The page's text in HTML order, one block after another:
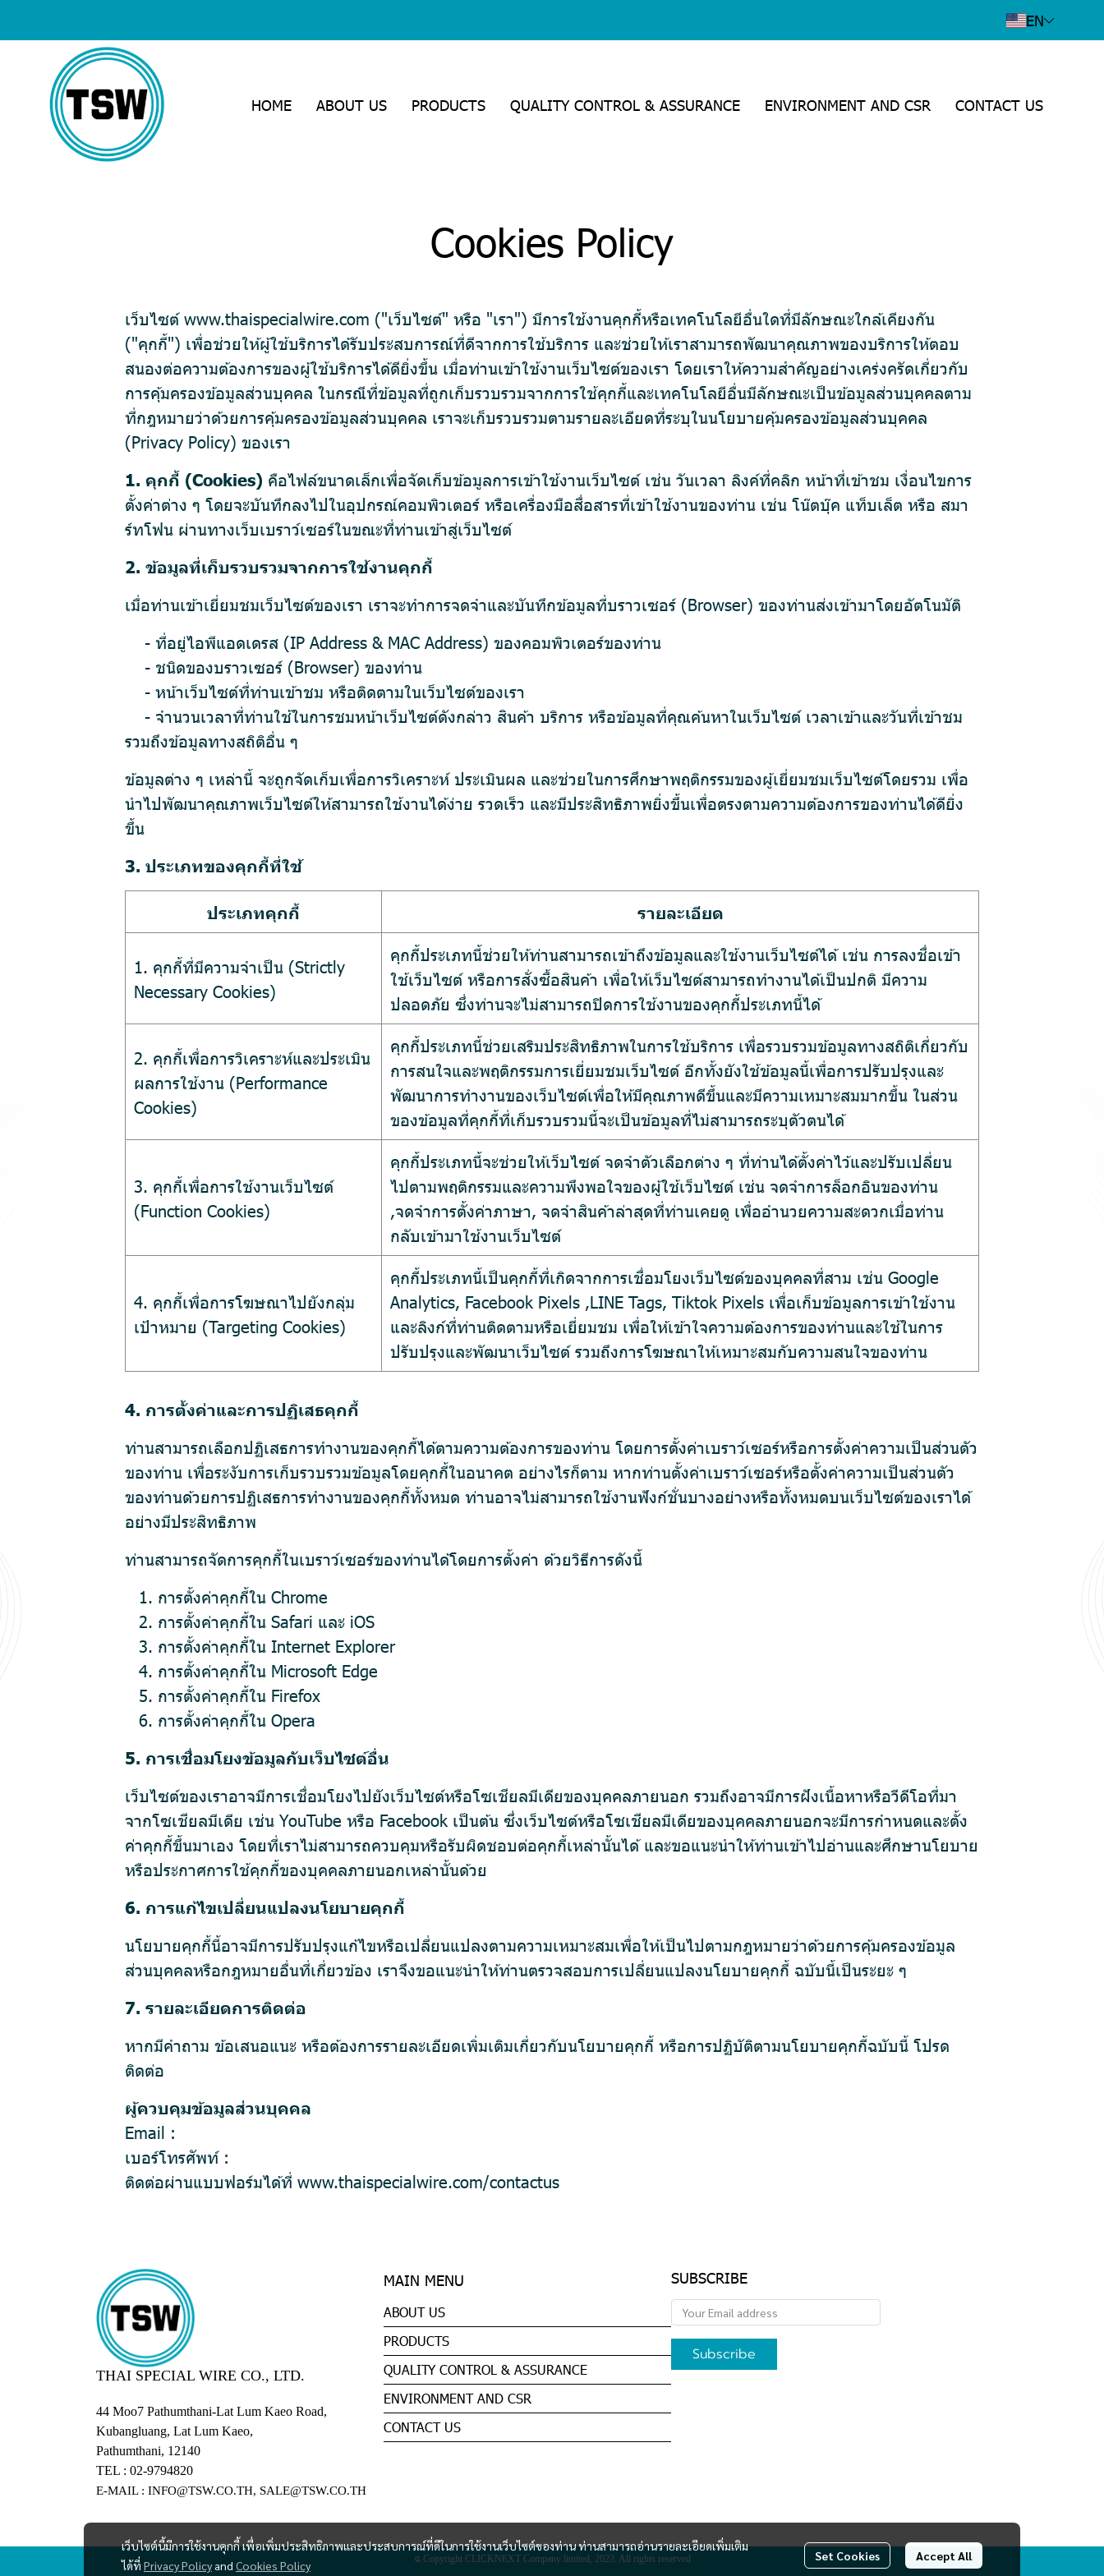
EN
HOME ABOUT US PRODUCTS QUALITY CONTROL & ASSURANCE ENVIRONMENT AND CSR CONTACT US
Cookies Policy
เว็บไซต์ www.thaispecialwire.com ("เว็บไซต์" หรือ "เรา") มีการใช้งานคุกกี้หรือเทคโนโลยีอื่นใดที่มีลักษณะใกล้เคียงกัน
("คุกกี้") เพื่อช่วยให้ผู้ใช้บริการได้รับประสบการณ์ที่ดีจากการใช้บริการ และช่วยให้เราสามารถพัฒนาคุณภาพของบริการให้ตอบ
สนองต่อความต้องการของผู้ใช้บริการได้ดียิ่งขึ้น เมื่อท่านเข้าใช้งานเว็บไซต์ของเรา โดยเราให้ความสำคัญอย่างเคร่งครัดเกี่ยวกับ
การคุ้มครองข้อมูลส่วนบุคคล ในกรณีที่ข้อมูลที่ถูกเก็บรวบรวมจากการใช้คุกกี้และเทคโนโลยีอื่นมีลักษณะเป็นข้อมูลส่วนบุคคลตาม
ที่กฎหมายว่าด้วยการคุ้มครองข้อมูลส่วนบุคคล เราจะเก็บรวบรวมตามรายละเอียดที่ระบุในนโยบายคุ้มครองข้อมูลส่วนบุคคล
(Privacy Policy) ของเรา
1. คุกกี้ (Cookies) คือไฟล์ขนาดเล็กเพื่อจัดเก็บข้อมูลการเข้าใช้งานเว็บไซต์ เช่น วันเวลา ลิงค์ที่คลิก หน้าที่เข้าชม เงื่อนไขการ
ตั้งค่าต่าง ๆ โดยจะบันทึกลงไปในอุปกรณ์คอมพิวเตอร์ หรือเครื่องมือสื่อสารที่เข้าใช้งานของท่าน เช่น โน๊ตบุ๊ค แท็บเล็ต หรือ สมา
ร์ทโฟน ผ่านทางเว็บเบราว์เซอร์ในขณะที่ท่านเข้าสู่เว็บไซต์
2. ข้อมูลที่เก็บรวบรวมจากการใช้งานคุกกี้
เมื่อท่านเข้าเยี่ยมชมเว็บไซต์ของเรา เราจะทำการจดจำและบันทึกข้อมูลที่บราวเซอร์ (Browser) ของท่านส่งเข้ามาโดยอัตโนมัติ
- ที่อยู่ไอพีแอดเดรส (IP Address & MAC Address) ของคอมพิวเตอร์ของท่าน
- ชนิดของบราวเซอร์ (Browser) ของท่าน
- หน้าเว็บไซต์ที่ท่านเข้าชม หรือติดตามในเว็บไซต์ของเรา
- จำนวนเวลาที่ท่านใช้ในการชมหน้าเว็บไซต์ดังกล่าว สินค้า บริการ หรือข้อมูลที่คุณค้นหาในเว็บไซต์ เวลาเข้าและวันที่เข้าชม
รวมถึงข้อมูลทางสถิติอื่น ๆ
ข้อมูลต่าง ๆ เหล่านี้ จะถูกจัดเก็บเพื่อการวิเคราะห์ ประเมินผล และช่วยในการศึกษาพฤติกรรมของผู้เยี่ยมชมเว็บไซต์โดยรวม เพื่อ
นำไปพัฒนาคุณภาพเว็บไซต์ให้สามารถใช้งานได้ง่าย รวดเร็ว และมีประสิทธิภาพยิ่งขึ้นเพื่อตรงตามความต้องการของท่านได้ดียิ่ง
ขึ้น
3. ประเภทของคุกกี้ที่ใช้
ประเภทคุกกี้ รายละเอียด
1. คุกกี้ที่มีความจำเป็น (Strictly
Necessary Cookies)
คุกกี้ประเภทนี้ช่วยให้ท่านสามารถเข้าถึงข้อมูลและใช้งานเว็บไซต์ได้ เช่น การลงชื่อเข้า
ใช้เว็บไซต์ หรือการสั่งซื้อสินค้า เพื่อให้เว็บไซต์สามารถทำงานได้เป็นปกติ มีความ
ปลอดภัย ซึ่งท่านจะไม่สามารถปิดการใช้งานของคุกกี้ประเภทนี้ได้
2. คุกกี้เพื่อการวิเคราะห์และประเมิน
ผลการใช้งาน (Performance
Cookies)
คุกกี้ประเภทนี้ช่วยเสริมประสิทธิภาพในการใช้บริการ เพื่อรวบรวมข้อมูลทางสถิติเกี่ยวกับ
การสนใจและพฤติกรรมการเยี่ยมชมเว็บไซต์ อีกทั้งยังใช้ข้อมูลนี้เพื่อการปรับปรุงและ
พัฒนาการทำงานของเว็บไซต์เพื่อให้มีคุณภาพดีขึ้นและมีความเหมาะสมมากขึ้น ในส่วน
ของข้อมูลที่คุกกี้ที่เก็บรวบรวมนี้จะเป็นข้อมูลที่ไม่สามารถระบุตัวตนได้
3. คุกกี้เพื่อการใช้งานเว็บไซต์
(Function Cookies)
คุกกี้ประเภทนี้จะช่วยให้เว็บไซต์ จดจำตัวเลือกต่าง ๆ ที่ท่านได้ตั้งค่าไว้และปรับเปลี่ยน
ไปตามพฤติกรรมและความพึงพอใจของผู้ใช้เว็บไซต์ เช่น จดจำการล็อกอินของท่าน
,จดจำการตั้งค่าภาษา, จดจำสินค้าล่าสุดที่ท่านเคยดู เพื่ออำนวยความสะดวกเมื่อท่าน
กลับเข้ามาใช้งานเว็บไซต์
4. คุกกี้เพื่อการโฆษณาไปยังกลุ่ม
เป้าหมาย (Targeting Cookies)
คุกกี้ประเภทนี้เป็นคุกกี้ที่เกิดจากการเชื่อมโยงเว็บไซต์ของบุคคลที่สาม เช่น Google
Analytics, Facebook Pixels ,LINE Tags, Tiktok Pixels เพื่อเก็บข้อมูลการเข้าใช้งาน
และลิงก์ที่ท่านติดตามหรือเยี่ยมชม เพื่อให้เข้าใจความต้องการของท่านและใช้ในการ
ปรับปรุงและพัฒนาเว็บไซต์ รวมถึงการโฆษณาให้เหมาะสมกับความสนใจของท่าน
4. การตั้งค่าและการปฏิเสธคุกกี้
ท่านสามารถเลือกปฏิเสธการทำงานของคุกกี้ได้ตามความต้องการของท่าน โดยการตั้งค่าเบราว์เซอร์หรือการตั้งค่าความเป็นส่วนตัว
ของท่าน เพื่อระงับการเก็บรวบรวมข้อมูลโดยคุกกี้ในอนาคต อย่างไรก็ตาม หากท่านตั้งค่าเบราว์เซอร์หรือตั้งค่าความเป็นส่วนตัว
ของท่านด้วยการปฏิเสธการทำงานของคุกกี้ทั้งหมด ท่านอาจไม่สามารถใช้งานฟังก์ชั่นบางอย่างหรือทั้งหมดบนเว็บไซต์ของเราได้
อย่างมีประสิทธิภาพ
ท่านสามารถจัดการคุกกี้ในเบราว์เซอร์ของท่านได้โดยการตั้งค่า ด้วยวิธีการดังนี้
การตั้งค่าคุกกี้ใน Chrome
การตั้งค่าคุกกี้ใน Safari และ iOS
การตั้งค่าคุกกี้ใน Internet Explorer
การตั้งค่าคุกกี้ใน Microsoft Edge
การตั้งค่าคุกกี้ใน Firefox
การตั้งค่าคุกกี้ใน Opera
5. การเชื่อมโยงข้อมูลกับเว็บไซต์อื่น
เว็บไซต์ของเราอาจมีการเชื่อมโยงไปยังเว็บไซต์หรือโซเชียลมีเดียของบุคคลภายนอก รวมถึงอาจมีการฝังเนื้อหาหรือวีดีโอที่มา
จากโซเชียลมีเดีย เช่น YouTube หรือ Facebook เป็นต้น ซึ่งเว็บไซต์หรือโซเชียลมีเดียของบุคคลภายนอกจะมีการกำหนดและตั้ง
ค่าคุกกี้ขึ้นมาเอง โดยที่เราไม่สามารถควบคุมหรือรับผิดชอบต่อคุกกี้เหล่านั้นได้ และขอแนะนำให้ท่านเข้าไปอ่านและศึกษานโยบาย
หรือประกาศการใช้คุกกี้ของบุคคลภายนอกเหล่านั้นด้วย
6. การแก้ไขเปลี่ยนแปลงนโยบายคุกกี้
นโยบายคุกกี้นี้อาจมีการปรับปรุงแก้ไขหรือเปลี่ยนแปลงตามความเหมาะสมเพื่อให้เป็นไปตามกฎหมายว่าด้วยการคุ้มครองข้อมูล
ส่วนบุคคลหรือกฎหมายอื่นที่เกี่ยวข้อง เราจึงขอแนะนำให้ท่านตรวจสอบการเปลี่ยนแปลงนโยบายคุกกี้ ฉบับนี้เป็นระยะ ๆ
7. รายละเอียดการติดต่อ
หากมีคำถาม ข้อเสนอแนะ หรือต้องการรายละเอียดเพิ่มเติมเกี่ยวกับนโยบายคุกกี้ หรือการปฏิบัติตามนโยบายคุกกี้ฉบับนี้ โปรด
ติดต่อ
ผู้ควบคุมข้อมูลส่วนบุคคล
Email :
เบอร์โทรศัพท์ :
ติดต่อผ่านแบบฟอร์มได้ที่ www.thaispecialwire.com/contactus
เว็บไซต์นี้มีการใช้งานคุกกี้ เพื่อเพิ่มประสิทธิภาพและประสบการณ์ที่ดีในการใช้งานเว็บไซต์ของท่าน ท่านสามารถอ่านรายละเอียดเพิ่มเติม
ได้ที่ Privacy Policy and Cookies Policy
Set Cookies Accept All
THAI SPECIAL WIRE CO., LTD.
44 Moo7 Pathumthani-Lat Lum Kaeo Road,
Kubangluang, Lat Lum Kaeo,
Pathumthani, 12140
TEL : 02-9794820
E-MAIL : INFO@TSW.CO.TH, SALE@TSW.CO.TH
MAIN MENU
ABOUT US
PRODUCTS
QUALITY CONTROL & ASSURANCE
ENVIRONMENT AND CSR
CONTACT US
SUBSCRIBE
Subscribe
ฉ Copyright CLICKNEXT Company limited, 2023. All rights reserved